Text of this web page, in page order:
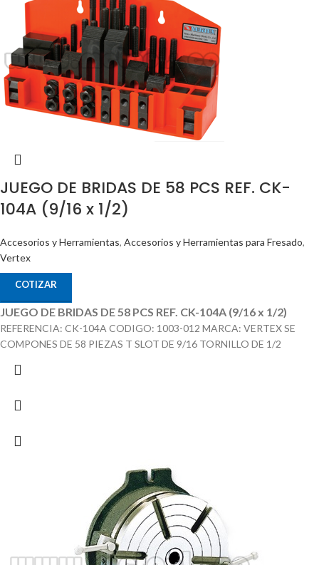
JUEGO DE BRIDAS DE 58 PCS REF. CK-
104A (9/16 x 1/2)
Accesorios y Herramientas, Accesorios y Herramientas para Fresado,
Vertex
COTIZAR
JUEGO DE BRIDAS DE 58 PCS REF. CK-104A (9/16 x 1/2)
REFERENCIA: CK-104A CODIGO: 1003-012 MARCA: VERTEX SE
COMPONES DE 58 PIEZAS T SLOT DE 9/16 TORNILLO DE 1/2